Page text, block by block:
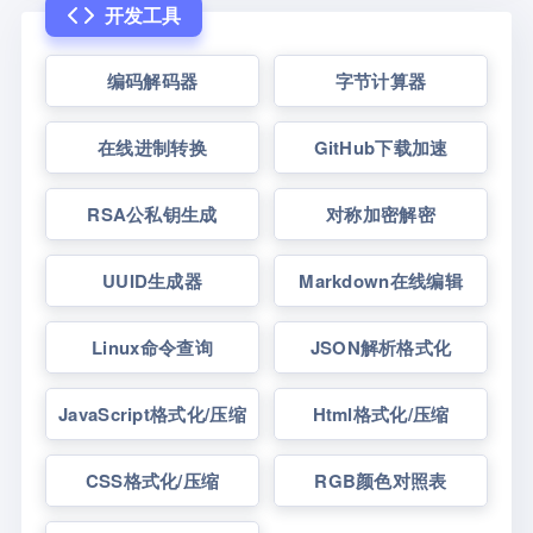
开发工具
编码解码器 字节计算器
在线进制转换 GitHub下载加速
RSA公私钥生成 对称加密解密
UUID生成器 Markdown在线编辑
Linux命令查询 JSON解析格式化
JavaScript格式化/压缩 Html格式化/压缩
CSS格式化/压缩 RGB颜色对照表